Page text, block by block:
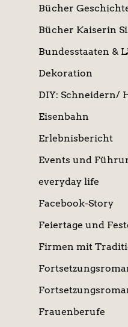
Bücher
Bücher Kaiserin
Bundesstaaten &
Dekoration
DIY: Schneidern/
Eisenbahn
Erlebnisbericht
Events und
everyday life
Facebook-Story
Feiertage und
Firmen mit
Frauenberufe